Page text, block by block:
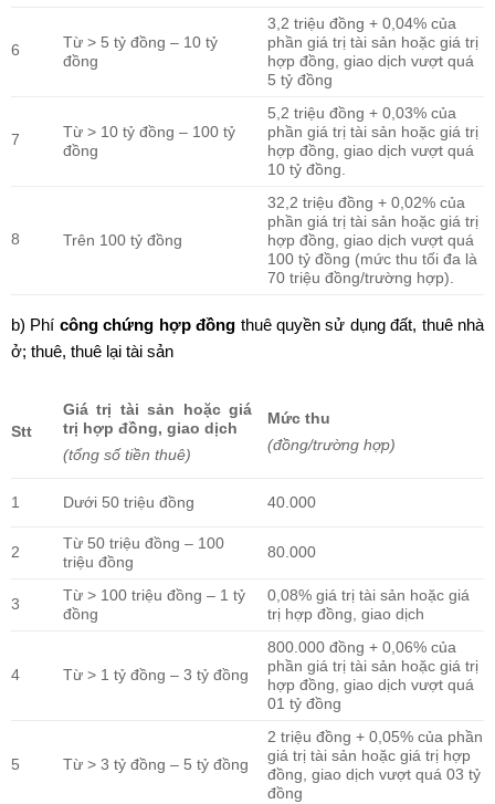
6
Từ > 5 tỷ đồng – 10 tỷ
đồng
3,2 triệu đồng + 0,04% của
phần giá trị tài sản hoặc giá trị
hợp đồng, giao dịch vượt quá
5 tỷ đồng
7
Từ > 10 tỷ đồng – 100 tỷ
đồng
5,2 triệu đồng + 0,03% của
phần giá trị tài sản hoặc giá trị
hợp đồng, giao dịch vượt quá
10 tỷ đồng.
8 Trên 100 tỷ đồng
32,2 triệu đồng + 0,02% của
phần giá trị tài sản hoặc giá trị
hợp đồng, giao dịch vượt quá
100 tỷ đồng (mức thu tối đa là
70 triệu đồng/trường hợp).
b) Phí công chứng hợp đồng thuê quyền sử dụng đất, thuê nhà
ở; thuê, thuê lại tài sản
Stt
Giá trị tài sản hoặc giá
trị hợp đồng, giao dịch
(tổng số tiền thuê)
Mức thu
(đồng/trường hợp)
1 Dưới 50 triệu đồng 40.000
2
Từ 50 triệu đồng – 100
triệu đồng
80.000
3
Từ > 100 triệu đồng – 1 tỷ
đồng
0,08% giá trị tài sản hoặc giá
trị hợp đồng, giao dịch
4 Từ > 1 tỷ đồng – 3 tỷ đồng
800.000 đồng + 0,06% của
phần giá trị tài sản hoặc giá trị
hợp đồng, giao dịch vượt quá
01 tỷ đồng
5 Từ > 3 tỷ đồng – 5 tỷ đồng
2 triệu đồng + 0,05% của phần
giá trị tài sản hoặc giá trị hợp
đồng, giao dịch vượt quá 03 tỷ
đồng